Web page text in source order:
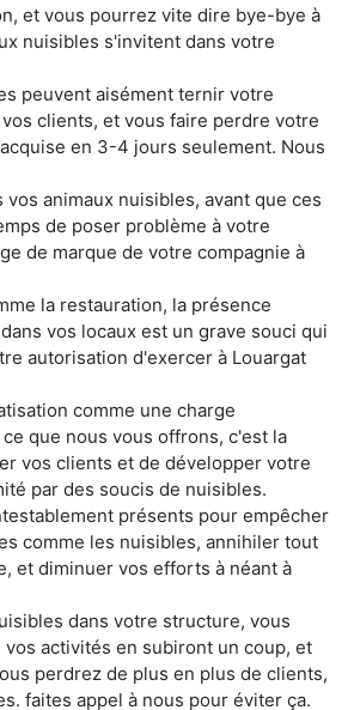
et vous pourrez vite dire bye-bye à
nuisibles s'invitent dans votre
peuvent aisément ternir votre
clients, et vous faire perdre votre
en 3-4 jours seulement. Nous
animaux nuisibles, avant que ces
de poser problème à votre
de marque de votre compagnie à
la restauration, la présence
vos locaux est un grave souci qui
autorisation d'exercer à Louargat
comme une charge
que nous vous offrons, c'est la
vos clients et de développer votre
par des soucis de nuisibles.
présents pour empêcher
comme les nuisibles, annihiler tout
et diminuer vos efforts à néant à
dans votre structure, vous
activités en subiront un coup, et
perdrez de plus en plus de clients,
faites appel à nous pour éviter ça.